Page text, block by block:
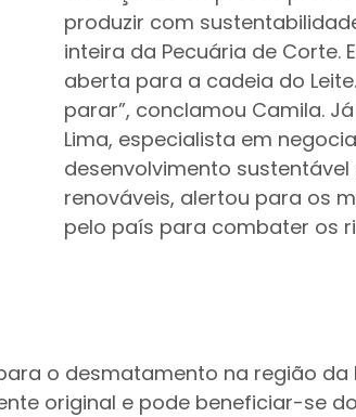
produzir com
inteira da Pecuária de Corte.
aberta para a cadeia do
parar”, conclamou Camila.
Lima, especialista em
desenvolvimento
renováveis, alertou para os
pelo país para combater os
o desmatamento na região da
original e pode beneficiar-se